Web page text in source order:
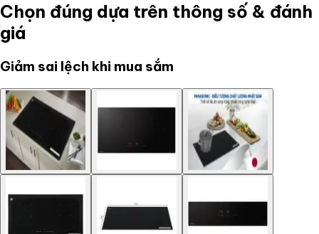
Chọn đúng dựa trên thông số & đánh
giá
Giảm sai lệch khi mua sắm